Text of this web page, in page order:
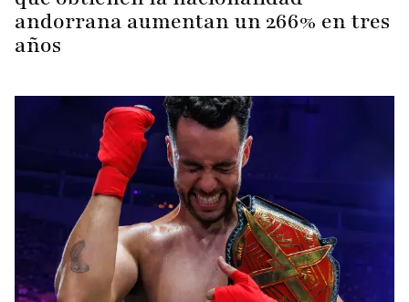
andorrana aumentan un 266% en tres
años